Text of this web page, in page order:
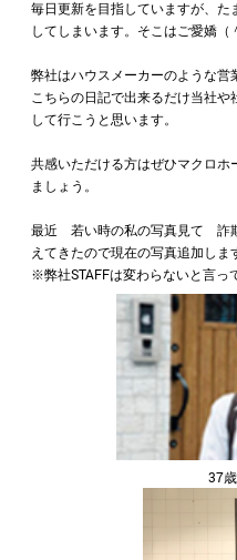
毎日更新を目指していますが、た
してしまいます。そこはご愛嬌（
弊社はハウスメーカーのような営
こちらの日記で出来るだけ当社
して行こうと思います。
共感いただける方はぜひマクロホ
ましょう。
最近 若い時の私の写真見て 詐
えてきたので現在の写真追加しま
※弊社STAFFは変わらないと言っ
37